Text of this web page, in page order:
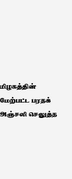
பரதக்
செலுத்த